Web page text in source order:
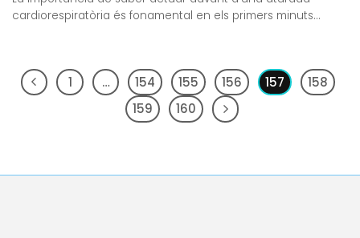
cardiorespiratòria és fonamental en els primers minuts...
1 … 154 155 156 157
158
159
160